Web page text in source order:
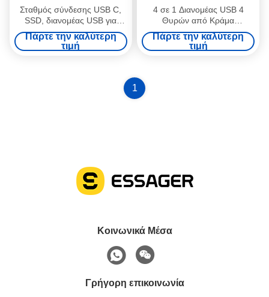
Σταθμός σύνδεσης USB C,
SSD, διανομέας USB για
φορητό υπολογιστή, καλώδιο
18cm
Πάρτε την καλύτερη
τιμή
4 σε 1 Διανομέας USB 4
Θυρών από Κράμα
Αλουμινίου για Φορητούς
Υπολογιστές Type C USB
Dock
Πάρτε την καλύτερη
τιμή
1
Κοινωνικά Μέσα
Γρήγορη επικοινωνία